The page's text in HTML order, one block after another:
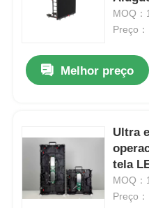
Produtos
Vídeos
MOQ：1
Preço
Melhor preço
Ultra
tela
com
MOQ：1
Preço